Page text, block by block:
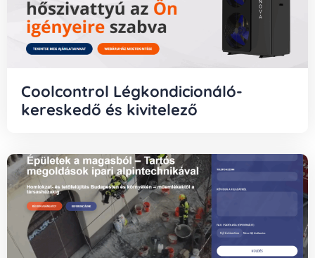
Coolcontrol Légkondicionáló-
kereskedő és kivitelező